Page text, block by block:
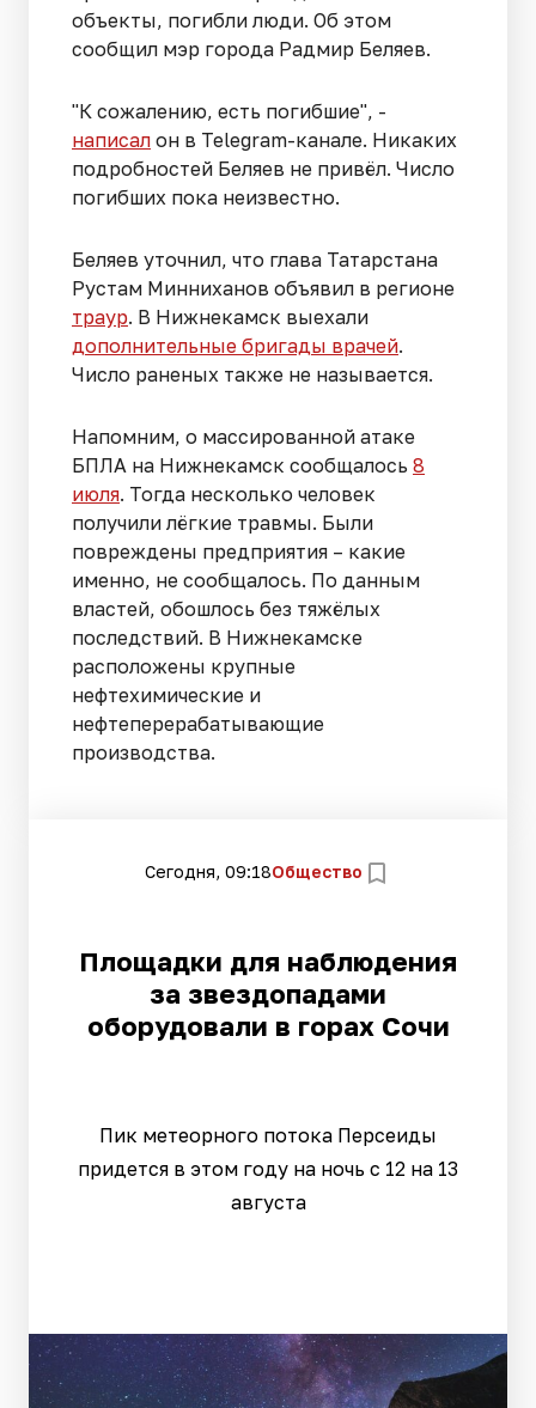
объекты, погибли люди. Об этом
сообщил мэр города Радмир Беляев.
"К сожалению, есть погибшие", -
написал он в Telegram-канале. Никаких
подробностей Беляев не привёл. Число
погибших пока неизвестно.
Беляев уточнил, что глава Татарстана
Рустам Минниханов объявил в регионе
траур. В Нижнекамск выехали
дополнительные бригады врачей.
Число раненых также не называется.
Напомним, о массированной атаке
БПЛА на Нижнекамск сообщалось 8
июля. Тогда несколько человек
получили лёгкие травмы. Были
повреждены предприятия – какие
именно, не сообщалось. По данным
властей, обошлось без тяжёлых
последствий. В Нижнекамске
расположены крупные
нефтехимические и
нефтеперерабатывающие
производства.
Сегодня, 09:18Общество
Площадки для наблюдения
за звездопадами
оборудовали в горах Сочи
Пик метеорного потока Персеиды
придется в этом году на ночь с 12 на 13
августа